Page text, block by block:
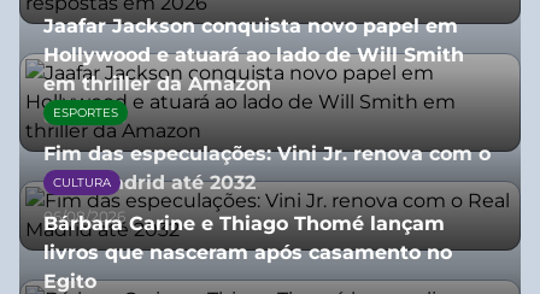
Jaafar Jackson conquista novo papel em
Hollywood e atuará ao lado de Will Smith
em thriller da Amazon
06/08/2026
ESPORTES
Fim das especulações: Vini Jr. renova com o
Real Madrid até 2032
06/08/2026
CULTURA
Bárbara Carine e Thiago Thomé lançam
livros que nasceram após casamento no
Egito